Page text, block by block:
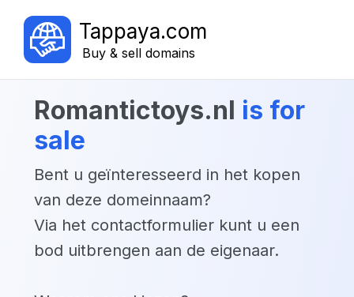
Tappaya.com
Buy & sell domains
romantictoys.nl is for
sale
Bent u geïnteresseerd in het kopen
van deze domeinnaam?
Via het contactformulier kunt u een
bod uitbrengen aan de eigenaar.